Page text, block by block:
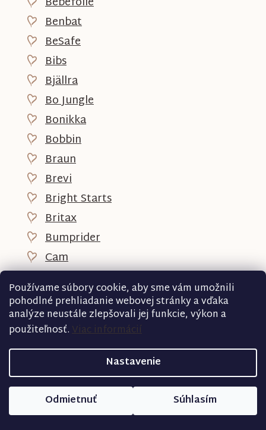
Používame súbory cookie, aby sme vám umožnili
pohodlné prehliadanie webovej stránky a vďaka
analýze neustále zlepšovali jej funkcie, výkon a
použiteľnosť.Viac informácií
Nastavenie
Odmietnuť Súhlasím
Benbat
BeSafe
Bibs
Bjällra
Bo Jungle
Bonikka
Bobbin
Braun
Brevi
Bright Starts
Britax
Bumprider
Cam
Canpol
Capidi
Caretero
Carriwell
Ceba baby
Oball
Chicco
Childhome